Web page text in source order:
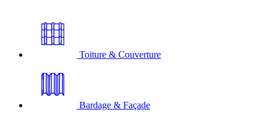
Toiture & Couverture
Bardage & Façade